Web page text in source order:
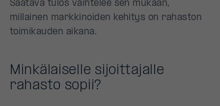
Saatava tulos vaihtelee sen mukaan,
millainen markkinoiden kehitys on rahaston
toimikauden aikana.
Minkälaiselle sijoittajalle
rahasto sopii?